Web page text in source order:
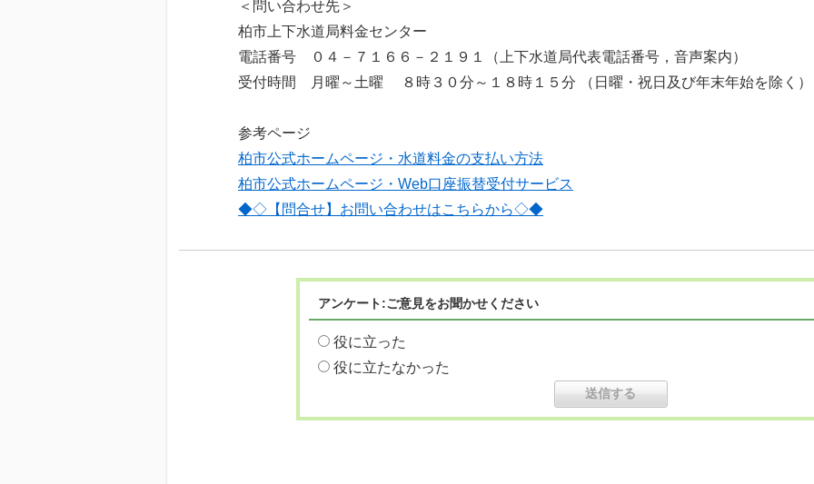
＜問い合わせ先＞
柏市上下水道局料金センター
電話番号 ０４－７１６６－２１９１（上下水道局代表電話番号，音声案内）
受付時間 月曜～土曜 ８時３０分～１８時１５分 （日曜・祝日及び年末年始を除く）
参考ページ
柏市公式ホームページ・水道料金の支払い方法
柏市公式ホームページ・Web口座振替受付サービス
◆◇【問合せ】お問い合わせはこちらから◇◆
アンケート:ご意見をお聞かせください
役に立った
役に立たなかった